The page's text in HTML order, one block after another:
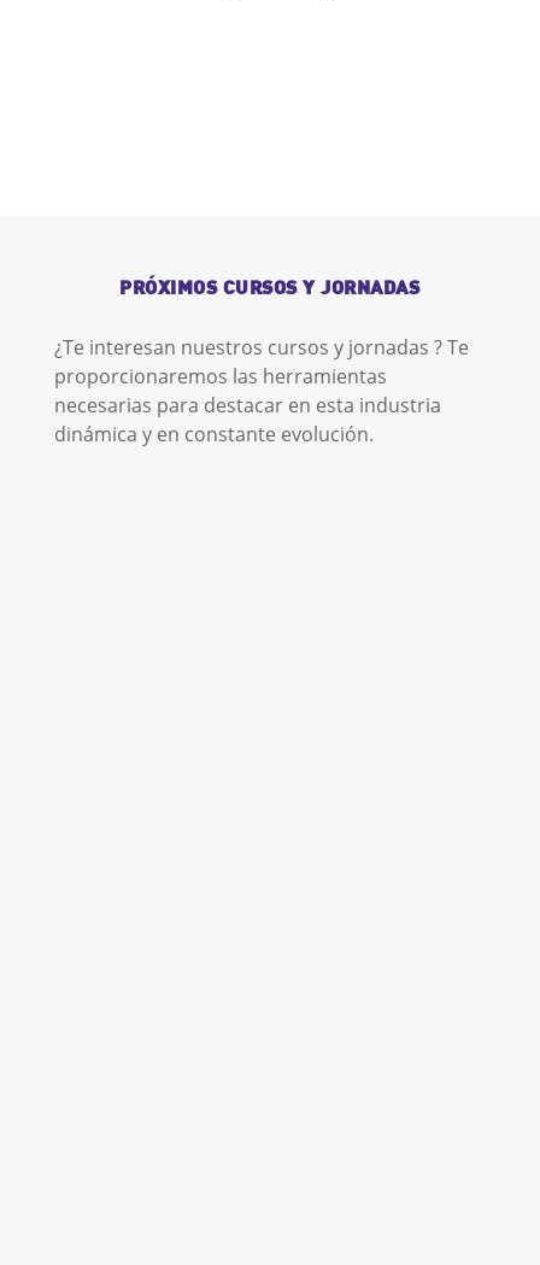
PRÓXIMOS CURSOS Y JORNADAS
¿Te interesan nuestros cursos y jornadas ? Te
proporcionaremos las herramientas
necesarias para destacar en esta industria
dinámica y en constante evolución.